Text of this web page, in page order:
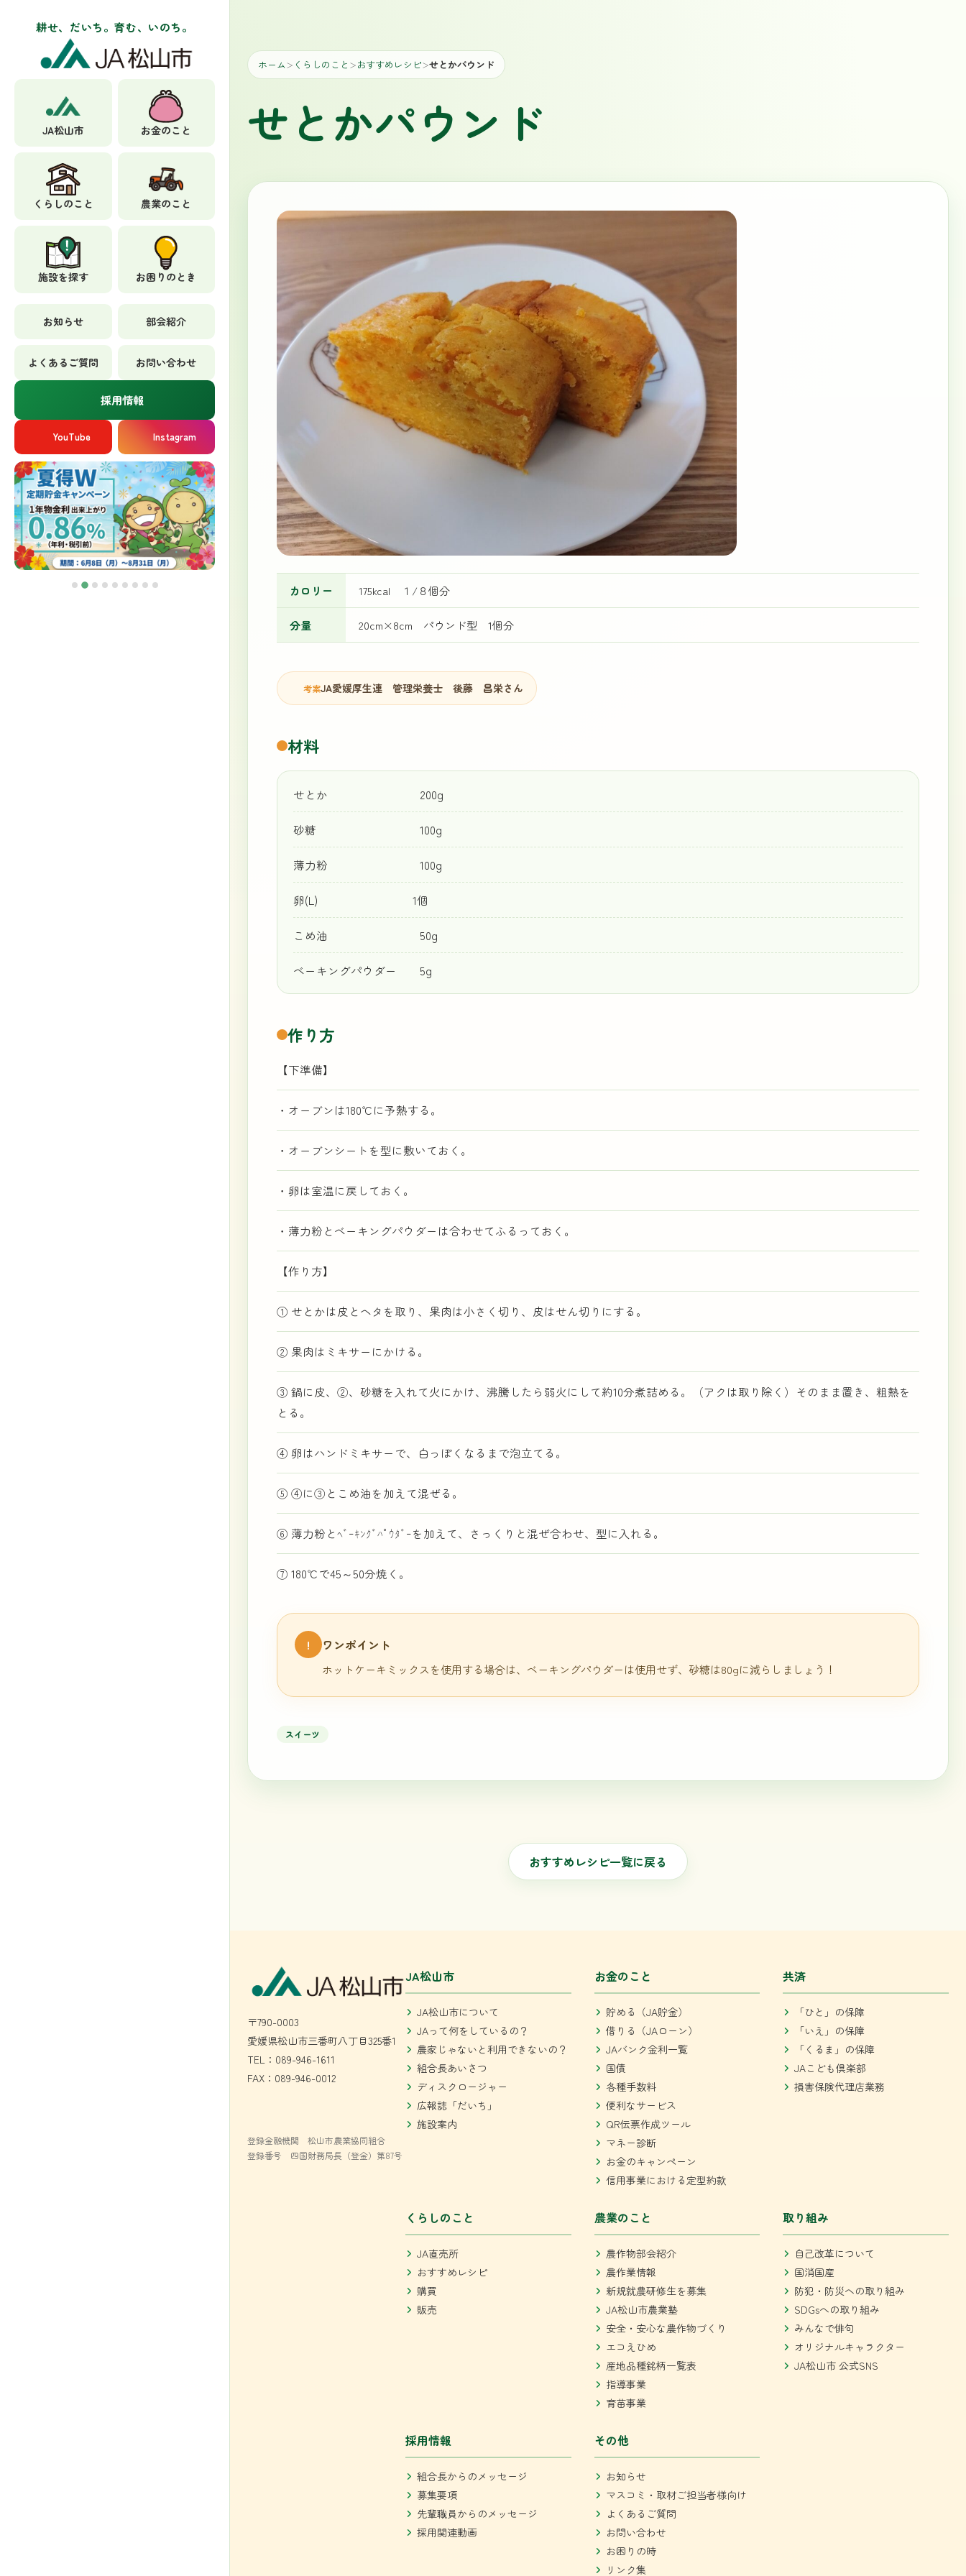
耕せ、だいち。育む、いのち。
JA松山市 お金のこと
くらしのこと 農業のこと
施設を探す お困りのとき
お知らせ 部会紹介
よくあるご質問 お問い合わせ
採用情報
YouTube Instagram
ホーム ＞ くらしのこと ＞ おすすめレシピ＞せとかパウンド
せとかパウンド
カロリー 175kcal １/８個分
分量 20cm×8cm パウンド型 1個分
考案JA愛媛厚生連 管理栄養士 後藤 昌栄さん
材料
せとか 200g
砂糖 100g
薄力粉 100g
卵(L) 1個
こめ油 50g
ベーキングパウダー 5g
作り方
【下準備】
・オーブンは180℃に予熱する。
・オーブンシートを型に敷いておく。
・卵は室温に戻しておく。
・薄力粉とベーキングパウダーは合わせてふるっておく。
【作り方】
① せとかは皮とヘタを取り、果肉は小さく切り、皮はせん切りにする。
② 果肉はミキサーにかける。
③ 鍋に皮、②、砂糖を入れて火にかけ、沸騰したら弱火にして約10分煮詰める。（アクは取り除く）そのまま置き、粗熱を
とる。
④ 卵はハンドミキサーで、白っぽくなるまで泡立てる。
⑤ ④に③とこめ油を加えて混ぜる。
⑥ 薄力粉とﾍﾞｰｷﾝｸﾞﾊﾟｳﾀﾞｰを加えて、さっくりと混ぜ合わせ、型に入れる。
⑦ 180℃で45～50分焼く。
! ワンポイント
ホットケーキミックスを使用する場合は、ベーキングパウダーは使用せず、砂糖は80gに減らしましょう！
スイーツ
おすすめレシピ一覧に戻る
〒790-0003
愛媛県松山市三番町八丁目325番1
TEL：089-946-1611
FAX：089-946-0012
登録金融機関 松山市農業協同組合
登録番号 四国財務局長（登金）第87号
JA松山市
JA松山市について
JAって何をしているの？
農家じゃないと利用できないの？
組合長あいさつ
ディスクロージャー
広報誌「だいち」
施設案内
お金のこと
貯める（JA貯金）
借りる（JAローン）
JAバンク金利一覧
国債
各種手数料
便利なサービス
QR伝票作成ツール
マネー診断
お金のキャンペーン
信用事業における定型約款
共済
「ひと」の保障
「いえ」の保障
「くるま」の保障
JAこども倶楽部
損害保険代理店業務
くらしのこと
JA直売所
おすすめレシピ
購買
販売
農業のこと
農作物部会紹介
農作業情報
新規就農研修生を募集
JA松山市農業塾
安全・安心な農作物づくり
エコえひめ
産地品種銘柄一覧表
指導事業
育苗事業
取り組み
自己改革について
国消国産
防犯・防災への取り組み
SDGsへの取り組み
みんなで俳句
オリジナルキャラクター
JA松山市 公式SNS
採用情報
組合長からのメッセージ
募集要項
先輩職員からのメッセージ
採用関連動画
その他
お知らせ
マスコミ・取材ご担当者様向け
よくあるご質問
お問い合わせ
お困りの時
リンク集